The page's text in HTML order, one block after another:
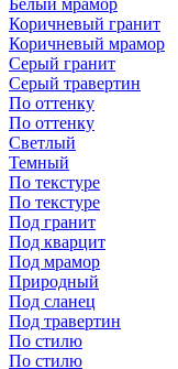
Белый мрамор
Коричневый гранит
Коричневый мрамор
Серый гранит
Серый травертин
По оттенку
По оттенку
Светлый
Темный
По текстуре
По текстуре
Под гранит
Под кварцит
Под мрамор
Природный
Под сланец
Под травертин
По стилю
По стилю